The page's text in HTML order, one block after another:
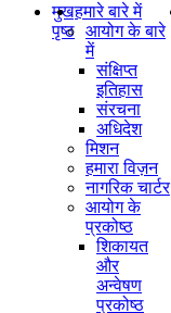
मुख
पृष्ठ
हमारे बारे में
आयोग के बारे
में
संक्षिप्‍त
इतिहास
संरचना
अधिदेश
मिशन
हमारा विज़न
नागरिक चार्टर
आयोग के
प्रकोष्ठ
शिकायत
और
अन्वेषण
प्रकोष्ठ